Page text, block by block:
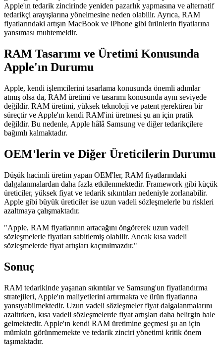
Apple'ın tedarik zincirinde yeniden pazarlık yapmasına ve alternatif
tedarikçi arayışlarına yönelmesine neden olabilir. Ayrıca, RAM
fiyatlarındaki artışın MacBook ve iPhone gibi ürünlerin fiyatlarına
yansıması muhtemeldir.
RAM Tasarımı ve Üretimi Konusunda
Apple'ın Durumu
Apple, kendi işlemcilerini tasarlama konusunda önemli adımlar
atmış olsa da, RAM üretimi ve tasarımı konusunda aynı seviyede
değildir. RAM üretimi, yüksek teknoloji ve patent gerektiren bir
süreçtir ve Apple'ın kendi RAM'ini üretmesi şu an için pratik
değildir. Bu nedenle, Apple hâlâ Samsung ve diğer tedarikçilere
bağımlı kalmaktadır.
OEM'lerin ve Diğer Üreticilerin Durumu
Düşük hacimli üretim yapan OEM'ler, RAM fiyatlarındaki
dalgalanmalardan daha fazla etkilenmektedir. Framework gibi küçük
üreticiler, yüksek fiyat ve tedarik sıkıntıları nedeniyle zorlanabilir.
Apple gibi büyük üreticiler ise uzun vadeli sözleşmelerle bu riskleri
azaltmaya çalışmaktadır.
"Apple, RAM fiyatlarının artacağını öngörerek uzun vadeli
sözleşmelerle fiyatları sabitlemiş olabilir. Ancak kısa vadeli
sözleşmelerde fiyat artışları kaçınılmazdır."
Sonuç
RAM tedarikinde yaşanan sıkıntılar ve Samsung'un fiyatlandırma
stratejileri, Apple'ın maliyetlerini artırmakta ve ürün fiyatlarına
yansıyabilmektedir. Uzun vadeli sözleşmeler fiyat dalgalanmalarını
azaltırken, kısa vadeli sözleşmelerde fiyat artışları daha belirgin hale
gelmektedir. Apple'ın kendi RAM üretimine geçmesi şu an için
mümkün görünmemekte ve tedarik zinciri yönetimi kritik önem
taşımaktadır.